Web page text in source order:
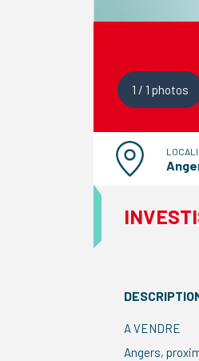
1 / 1 photos
A VENDRE
Angers,